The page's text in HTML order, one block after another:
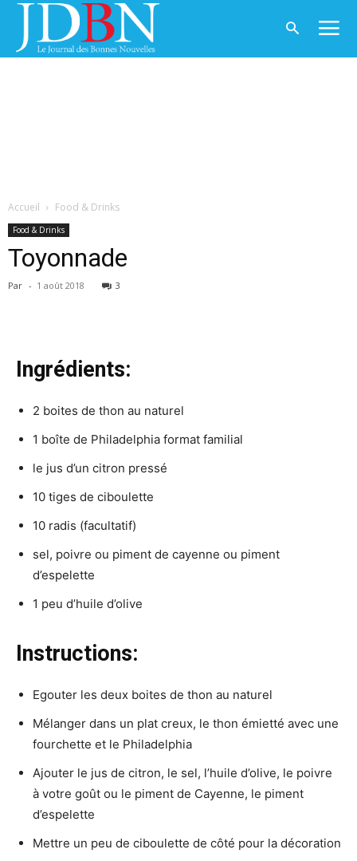
Accueil Food & Drinks
Food & Drinks
Toyonnade
Par - 1 août 2018 3
Ingrédients:
2 boites de thon au naturel
1 boîte de Philadelphia format familial
le jus d’un citron pressé
10 tiges de ciboulette
10 radis (facultatif)
sel, poivre ou piment de cayenne ou piment
d’espelette
1 peu d’huile d’olive
Instructions:
Egouter les deux boites de thon au naturel
Mélanger dans un plat creux, le thon émietté avec une
fourchette et le Philadelphia
Ajouter le jus de citron, le sel, l’huile d’olive, le poivre
à votre goût ou le piment de Cayenne, le piment
d’espelette
Mettre un peu de ciboulette de côté pour la décoration